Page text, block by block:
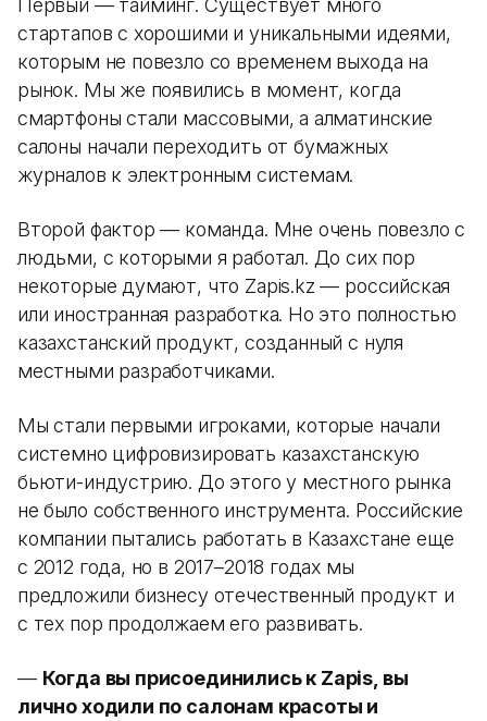
Первый — тайминг. Существует много
стартапов с хорошими и уникальными идеями,
которым не повезло со временем выхода на
рынок. Мы же появились в момент, когда
смартфоны стали массовыми, а алматинские
салоны начали переходить от бумажных
журналов к электронным системам.
Второй фактор — команда. Мне очень повезло с
людьми, с которыми я работал. До сих пор
некоторые думают, что Zapis.kz — российская
или иностранная разработка. Но это полностью
казахстанский продукт, созданный с нуля
местными разработчиками.
Мы стали первыми игроками, которые начали
системно цифровизировать казахстанскую
бьюти-индустрию. До этого у местного рынка
не было собственного инструмента. Российские
компании пытались работать в Казахстане еще
с 2012 года, но в 2017–2018 годах мы
предложили бизнесу отечественный продукт и
с тех пор продолжаем его развивать.
— Когда вы присоединились к Zapis, вы
лично ходили по салонам красоты и